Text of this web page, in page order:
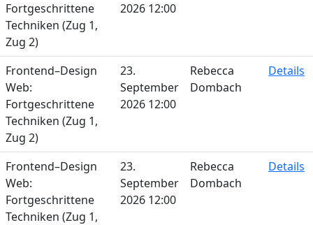
Fortgeschrittene
Techniken (Zug 1,
Zug 2)
2026 12:00
Frontend–Design
Web:
Fortgeschrittene
Techniken (Zug 1,
Zug 2)
23.
September
2026 12:00
Rebecca
Dombach
Details
Frontend–Design
Web:
Fortgeschrittene
Techniken (Zug 1,
23.
September
2026 12:00
Rebecca
Dombach
Details